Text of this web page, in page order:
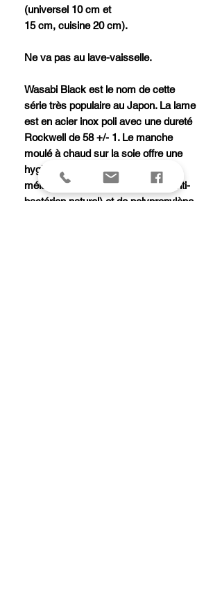
(universel 10 cm et
15 cm, cuisine 20 cm).
Ne va pas au lave-vaisselle.
Wasabi Black est le nom de cette
série très populaire au Japon. La lame
est en acier inox poli avec une dureté
Rockwell de 58 +/- 1. Le manche
moulé à chaud sur la soie offre une
hygiène optimale grâce à son
mélange de poudre de bambou (anti-
bactérien naturel) et de polypropylène.